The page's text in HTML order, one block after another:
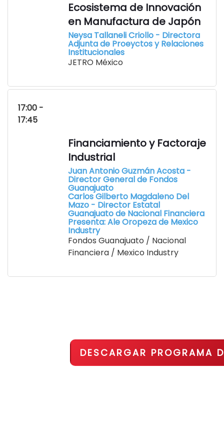
Ecosistema de Innovación
en Manufactura de Japón
Neysa Tallaneli Criollo - Directora
Adjunta de Proeyctos y Relaciones
Institucionales
JETRO México
17:00 -
17:45
Financiamiento y Factoraje
Industrial
Juan Antonio Guzmán Acosta -
Director General de Fondos
Guanajuato
Carlos Gilberto Magdaleno Del
Mazo - Director Estatal
Guanajuato de Nacional Financiera
Presenta: Ale Oropeza de Mexico
Industry
Fondos Guanajuato / Nacional
Financiera / Mexico Industry
DESCARGAR PROGRAMA